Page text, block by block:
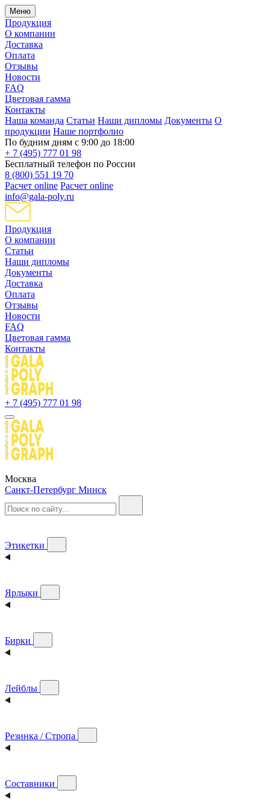
Меню
Продукция
О компании
Доставка
Оплата
Отзывы
Новости
FAQ
Цветовая гамма
Контакты
Наша команда Статьи Наши дипломы Документы О
продукции Наше портфолио
По будним дням с 9:00 до 18:00
+ 7 (495) 777 01 98
Бесплатный телефон по России
8 (800) 551 19 70
Расчет online Расчет online
info@gala-poly.ru
Продукция
О компании
Статьи
Наши дипломы
Документы
Доставка
Оплата
Отзывы
Новости
FAQ
Цветовая гамма
Контакты
+ 7 (495) 777 01 98
Москва
Санкт-Петербург Минск
Этикетки
Ярлыки
Бирки
Лейблы
Резинка / Стропа
Составники